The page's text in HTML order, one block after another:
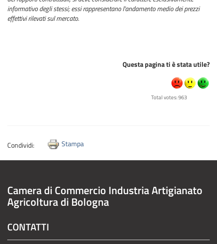
informativo degli stessi; essi rappresentano l'andamento medio dei prezzi
effettivi rilevati sul mercato.
Questa pagina ti è stata utile?
Total votes: 963
Condividi: Stampa
Camera di Commercio Industria Artigianato
Agricoltura di Bologna
CONTATTI